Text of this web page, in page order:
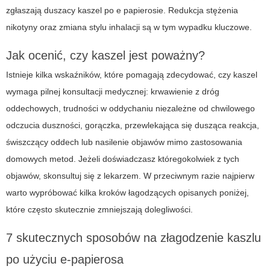
zgłaszają duszacy kaszel po e papierosie . Redukcja stężenia
nikotyny oraz zmiana stylu inhalacji są w tym wypadku kluczowe.
Jak ocenić, czy kaszel jest poważny?
Istnieje kilka wskaźników, które pomagają zdecydować, czy kaszel
wymaga pilnej konsultacji medycznej: krwawienie z dróg
oddechowych, trudności w oddychaniu niezależne od chwilowego
odczucia duszności, gorączka, przewlekająca się dusząca reakcja,
świszczący oddech lub nasilenie objawów mimo zastosowania
domowych metod. Jeżeli doświadczasz któregokolwiek z tych
objawów, skonsultuj się z lekarzem. W przeciwnym razie najpierw
warto wypróbować kilka kroków łagodzących opisanych poniżej,
które często skutecznie zmniejszają dolegliwości.
7 skutecznych sposobów na złagodzenie kaszlu
po użyciu e-papierosa